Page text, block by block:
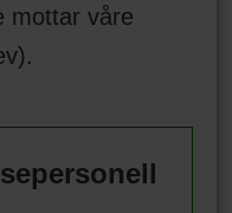
mottar våre